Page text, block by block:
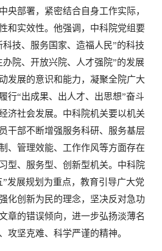
央部署，紧密结合自身工作实际，
和实效性。他强调，中科院党组要
技、服务国家、造福人民”的科技
院、开放兴院、人才强院”的发展
发展的意识和能力，凝聚全院广大
行“出成果、出人才、出思想”奋斗
济社会发展。中科院机关要以机关
干部不断增强服务科研、服务基层
、管理效能、工作作风等方面存在
型、服务型、创新型机关。中科院
发展规划为重点，教育引导广大党
化创新为民的理念，坚决反对急功
章的错误倾向，进一步弘扬淡薄名
攻坚克难、科学严谨的精神。